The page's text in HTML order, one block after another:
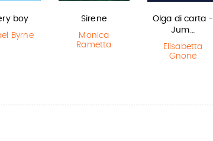
boy
Byrne
Sirene
Monica
Rametta
Olga di carta -
Jum…
Elisabetta
Gnone